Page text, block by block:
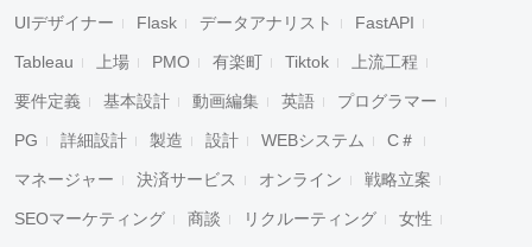
UIデザイナー Flask データアナリスト FastAPI
Tableau 上場 PMO 有楽町 Tiktok 上流工程
要件定義 基本設計 動画編集 英語 プログラマー
PG 詳細設計 製造 設計 WEBシステム C＃
マネージャー 決済サービス オンライン 戦略立案
SEOマーケティング 商談 リクルーティング 女性